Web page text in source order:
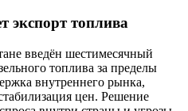
экспорт топлива
введён шестимесячный
топлива за пределы
внутреннего рынка,
цен. Решение